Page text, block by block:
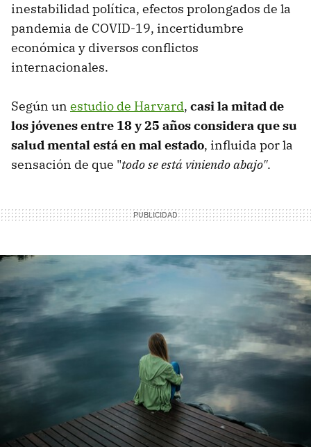
inestabilidad política, efectos prolongados de la
pandemia de COVID-19, incertidumbre
económica y diversos conflictos
internacionales.
Según un estudio de Harvard, casi la mitad de
los jóvenes entre 18 y 25 años considera que su
salud mental está en mal estado, influida por la
sensación de que "todo se está viniendo abajo".